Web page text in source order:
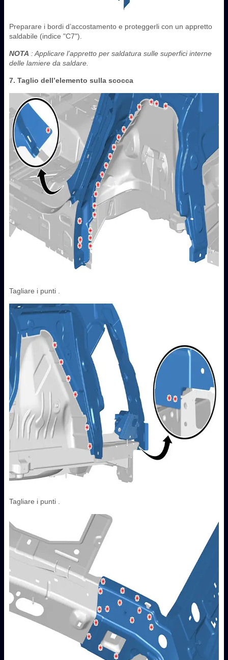
Preparare i bordi d’accostamento e proteggerli con un appretto
saldabile (indice "C7").
NOTA : Applicare l’appretto per saldatura sulle superfici interne
delle lamiere da saldare.
7. Taglio dell’elemento sulla scocca
Tagliare i punti .
Tagliare i punti .